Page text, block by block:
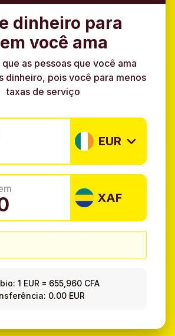
dinheiro para
você ama
que as pessoas que você ama
dinheiro, pois você para menos
taxas de serviço
EUR
XAF
1 EUR = 655,960 CFA
0.00 EUR